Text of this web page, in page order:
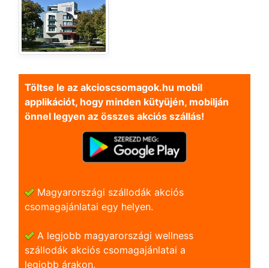
Töltse le az akcioscsomagok.hu mobil
applikációt, hogy minden kütyüjén, mobilján
önnel legyen az összes akciós szállás!
Magyarországi szállodák akciós
csomagajánlatai egy helyen.
A legjobb magyarországi wellness
szállodák akciós csomagajánlatai a
legjobb árakon.